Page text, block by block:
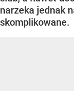
narzeka jednak
skomplikowane.